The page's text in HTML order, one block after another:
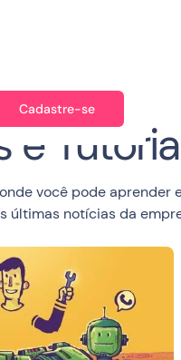
Cadastre-se
e
você pode
últimas notícias da